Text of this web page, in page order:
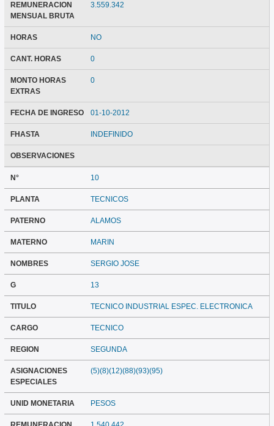
REMUNERACION
MENSUAL BRUTA
3.559.342
HORAS NO
CANT. HORAS 0
MONTO HORAS
EXTRAS
0
FECHA DE INGRESO 01-10-2012
FHASTA INDEFINIDO
OBSERVACIONES
N° 10
PLANTA TECNICOS
PATERNO ALAMOS
MATERNO MARIN
NOMBRES SERGIO JOSE
G 13
TITULO TECNICO INDUSTRIAL ESPEC. ELECTRONICA
CARGO TECNICO
REGION SEGUNDA
ASIGNACIONES
ESPECIALES
(5)(8)(12)(88)(93)(95)
UNID MONETARIA PESOS